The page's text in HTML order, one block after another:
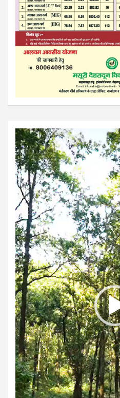
Video
Player